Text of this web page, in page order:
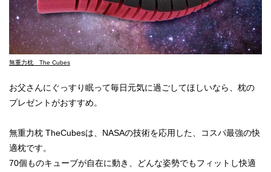
無重力枕 The Cubes
お父さんにぐっすり眠って毎日元気に過ごしてほしいなら、枕の
プレゼントがおすすめ。
無重力枕 TheCubesは、NASAの技術を応用した、コスパ最強の快
適枕です。
70個ものキューブが自在に動き、どんな姿勢でもフィットし快適